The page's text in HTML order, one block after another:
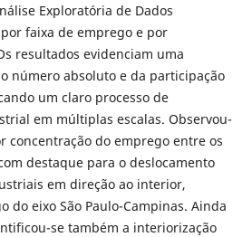
Exploratória de Dados
faixa de emprego e por
resultados evidenciam uma
número absoluto e da participação
um claro processo de
em múltiplas escalas. Observou-
concentração do emprego entre os
destaque para o deslocamento
em direção ao interior,
do eixo São Paulo-Campinas. Ainda
se também a interiorização